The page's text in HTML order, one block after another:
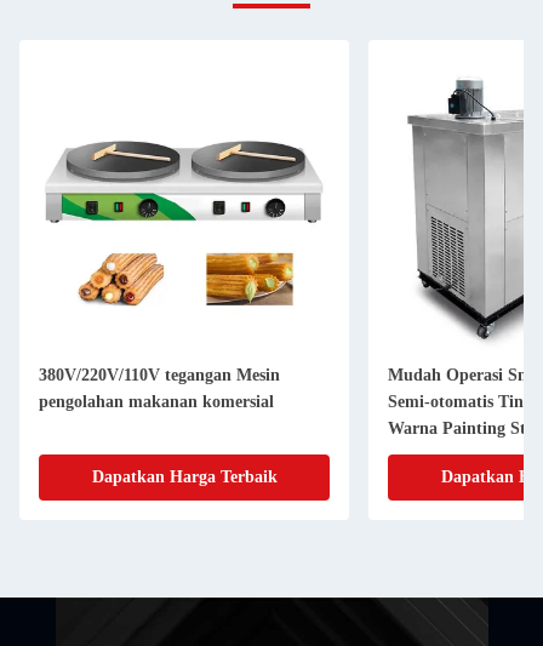
380V/220V/110V tegangan Mesin
pengolahan makanan komersial
Dapatkan Harga Terbaik
Mudah Operasi
Semi-otomatis
Warna Painting
Dapatkan